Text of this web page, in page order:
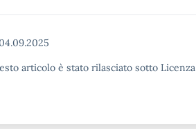
articolo è stato rilasciato sotto Licenza